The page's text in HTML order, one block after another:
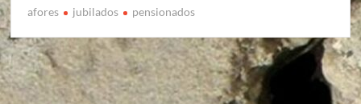
afores jubilados pensionados